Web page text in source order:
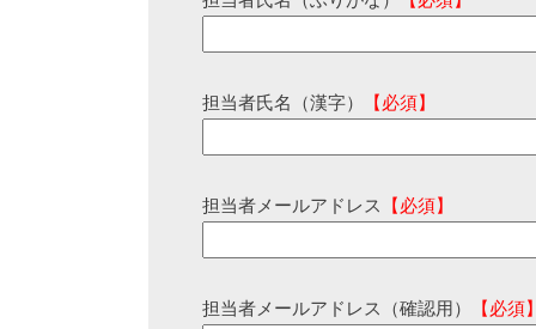
担当者氏名（漢字） 【必須】
担当者メールアドレス 【必須】
担当者メールアドレス（確認用） 【必須